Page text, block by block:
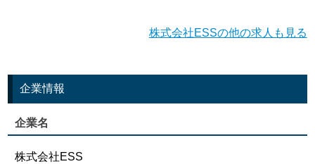
株式会社ESSの他の求人も見る
企業情報
企業名
株式会社ESS